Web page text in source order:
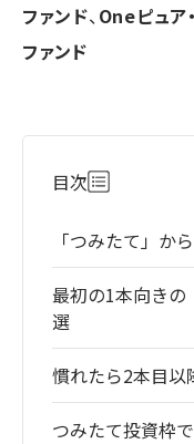
ファンド、Oneピュア
ファンド
目次
「つみたて」か
最初の1本向きの
選
慣れたら2本目以
つみたて投資枠